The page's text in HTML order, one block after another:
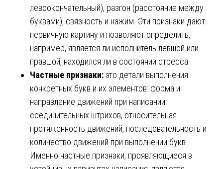
левоокончательный), разгон (расстояние между
буквами), связность и нажим. Эти признаки дают
первичную картину и позволяют определить,
например, является ли исполнитель левшой или
правшой, находился ли в состоянии стресса.
Частные признаки: это детали выполнения
конкретных букв и их элементов: форма и
направление движений при написании
соединительных штрихов, относительная
протяженность движений, последовательность и
количество движений при выполнении букв.
Именно частные признаки, проявляющиеся в